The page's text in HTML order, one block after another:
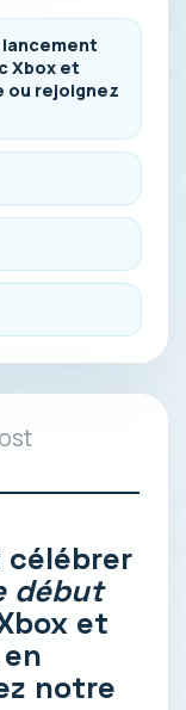
Xbox et
ou rejoignez
célébrer
début
et
notre